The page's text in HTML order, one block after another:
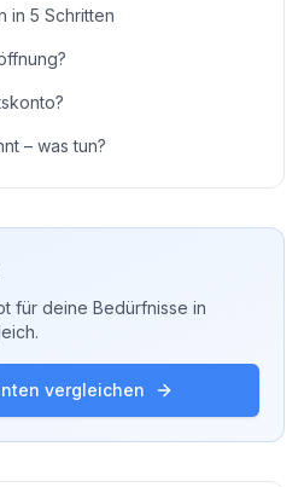
in 5 Schritten
– was tun?
für deine Bedürfnisse in
vergleichen